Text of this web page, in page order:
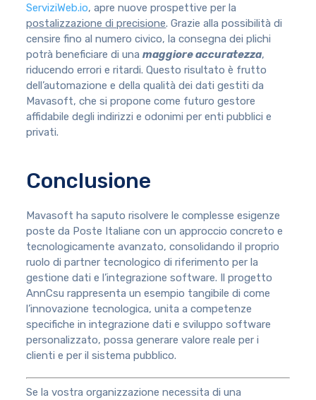
ServiziWeb.io, apre nuove prospettive per la
postalizzazione di precisione. Grazie alla possibilità di
censire fino al numero civico, la consegna dei plichi
potrà beneficiare di unamaggiore accuratezza,
riducendo errori e ritardi. Questo risultato è frutto
dell’automazione e della qualità dei dati gestiti da
Mavasoft, che si propone come futuro gestore
affidabile degli indirizzi e odonimi per enti pubblici e
privati.
Conclusione
Mavasoft ha saputo risolvere le complesse esigenze
poste da Poste Italiane con un approccio concreto e
tecnologicamente avanzato, consolidando il proprio
ruolo di partner tecnologico di riferimento per la
gestione dati e l’integrazione software. Il progetto
AnnCsu rappresenta un esempio tangibile di come
l’innovazione tecnologica, unita a competenze
specifiche in integrazione dati e sviluppo software
personalizzato, possa generare valore reale per i
clienti e per il sistema pubblico.
Se la vostra organizzazione necessita di una